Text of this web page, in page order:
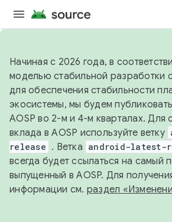
Начиная с 2026 года, в
моделью стабильной разработки
для обеспечения стабильности
экосистемы, мы будем
AOSP во 2-м и 4-м кварталах. Для
вклада в AOSP используйте ветку
release . Ветка android-latest-
всегда будет ссылаться на самый
выпущенный в AOSP. Для
информации см. раздел